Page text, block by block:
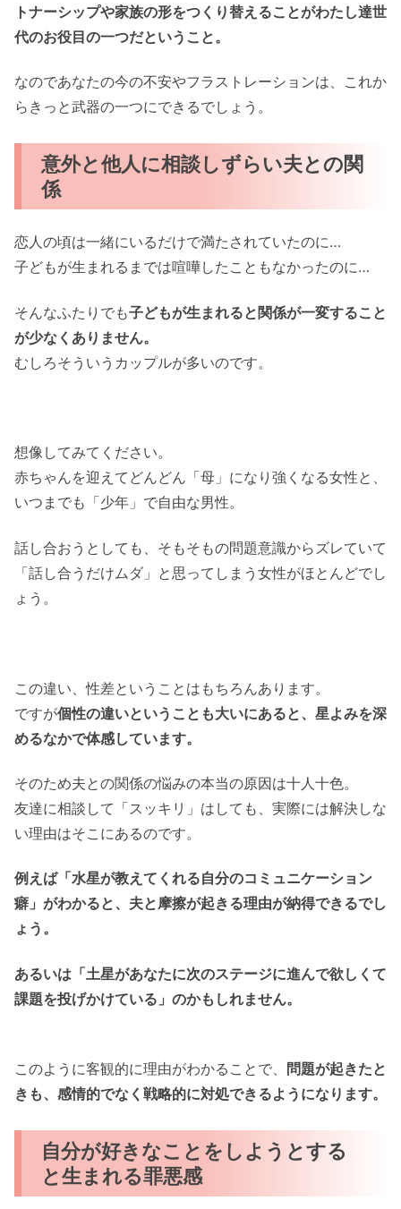
トナーシップや家族の形をつくり替えることがわたし達世
代のお役目の一つだということ。
なのであなたの今の不安やフラストレーションは、これか
らきっと武器の一つにできるでしょう。
意外と他人に相談しずらい夫との関
係
恋人の頃は一緒にいるだけで満たされていたのに…
子どもが生まれるまでは喧嘩したこともなかったのに…
そんなふたりでも子どもが生まれると関係が一変すること
が少なくありません。
むしろそういうカップルが多いのです。
想像してみてください。
赤ちゃんを迎えてどんどん「母」になり強くなる女性と、
いつまでも「少年」で自由な男性。
話し合おうとしても、そもそもの問題意識からズレていて
「話し合うだけムダ」と思ってしまう女性がほとんどでし
ょう。
この違い、性差ということはもちろんあります。
ですが個性の違いということも大いにあると、星よみを深
めるなかで体感しています。
そのため夫との関係の悩みの本当の原因は十人十色。
友達に相談して「スッキリ」はしても、実際には解決しな
い理由はそこにあるのです。
例えば「水星が教えてくれる自分のコミュニケーション
癖」がわかると、夫と摩擦が起きる理由が納得できるでし
ょう。
あるいは「土星があなたに次のステージに進んで欲しくて
課題を投げかけている」のかもしれません。
このように客観的に理由がわかることで、 問題が起きたと
きも、感情的でなく戦略的に対処できるようになります。
自分が好きなことをしようとする
と生まれる罪悪感